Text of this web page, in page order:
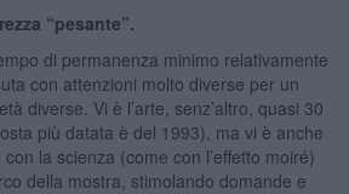
“pesante”.
di permanenza minimo relativamente
con attenzioni molto diverse per un
diverse. Vi è l’arte, senz’altro, quasi 30
più datata è del 1993), ma vi è anche
la scienza (come con l’effetto moiré)
della mostra, stimolando domande e